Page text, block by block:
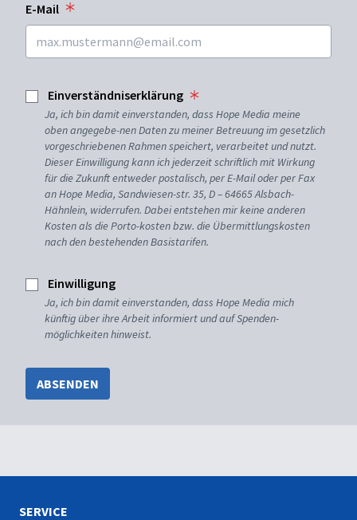
E-Mail
Einverständniserklärung
Ja, ich bin damit einverstanden, dass Hope Media meine
oben angegebe-nen Daten zu meiner Betreuung im gesetzlich
vorgeschriebenen Rahmen speichert, verarbeitet und nutzt.
Dieser Einwilligung kann ich jederzeit schriftlich mit Wirkung
für die Zukunft entweder postalisch, per E-Mail oder per Fax
an Hope Media, Sandwiesen-str. 35, D – 64665 Alsbach-
Hähnlein, widerrufen. Dabei entstehen mir keine anderen
Kosten als die Porto-kosten bzw. die Übermittlungskosten
nach den bestehenden Basistarifen.
Einwilligung
Ja, ich bin damit einverstanden, dass Hope Media mich
künftig über ihre Arbeit informiert und auf Spenden-
möglichkeiten hinweist.
ABSENDEN
SERVICE